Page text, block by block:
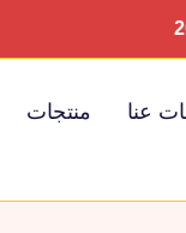
عنا منتجات